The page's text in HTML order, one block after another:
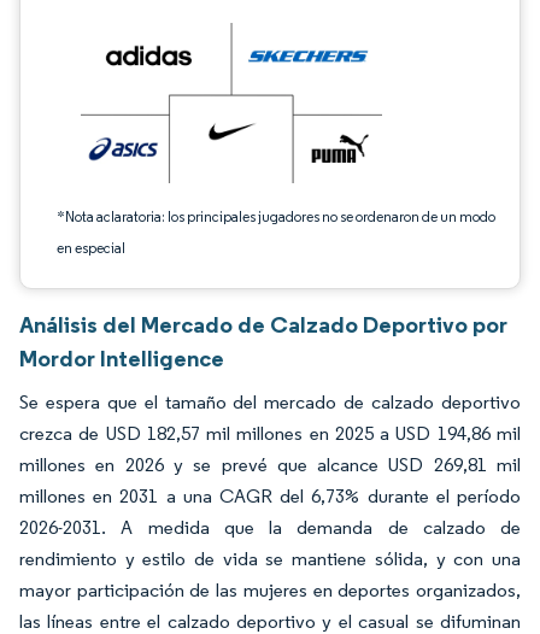
*Nota aclaratoria: los principales jugadores no se ordenaron de un modo
en especial
Análisis del Mercado de Calzado Deportivo por
Mordor Intelligence
Se espera que el tamaño del mercado de calzado deportivo
crezca de USD 182,57 mil millones en 2025 a USD 194,86 mil
millones en 2026 y se prevé que alcance USD 269,81 mil
millones en 2031 a una CAGR del 6,73% durante el período
2026-2031. A medida que la demanda de calzado de
rendimiento y estilo de vida se mantiene sólida, y con una
mayor participación de las mujeres en deportes organizados,
las líneas entre el calzado deportivo y el casual se difuminan